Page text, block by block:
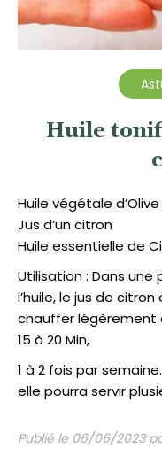
Huile
Huile végétale d’Olive
Jus d’un citron
Huile essentielle de
Utilisation : Dans
l’huile, le jus de
chauffer
15 à 20 Min,
1 à 2 fois par
elle pourra servir
Publié le 06/06/2023